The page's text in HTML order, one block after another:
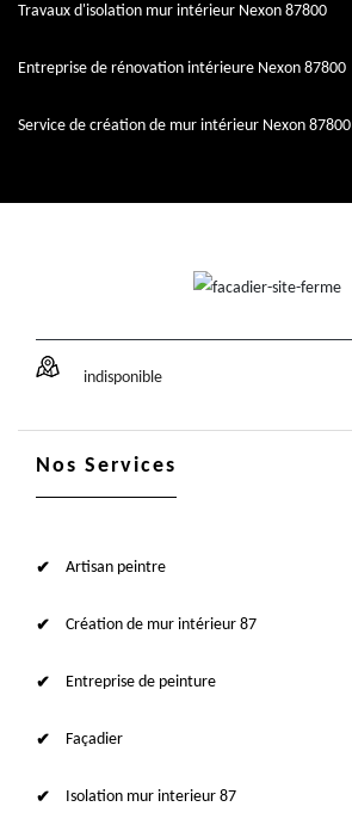
Travaux d'isolation mur intérieur Nexon 87800
Entreprise de rénovation intérieure Nexon 87800
Service de création de mur intérieur Nexon 87800
indisponible
Nos Services
Artisan peintre
Création de mur intérieur 87
Entreprise de peinture
Façadier
Isolation mur interieur 87